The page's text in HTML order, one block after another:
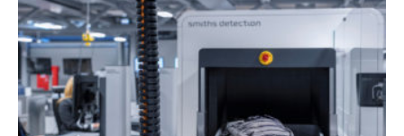
Touristiknews
und